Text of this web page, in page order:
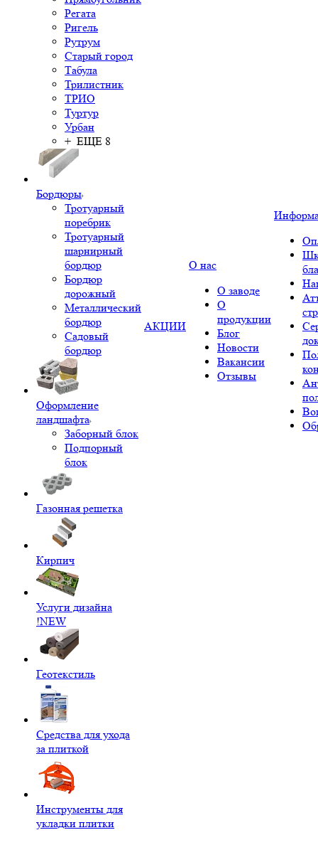
Регата
Ригель
Рутрум
Старый город
Табула
Трилистник
ТРИО
Туртур
Урбан
+ ЕЩЕ 8
Бордюры
Тротуарный
поребрик
Тротуарный
шарнирный
бордюр
Бордюр
дорожный
Металлический
бордюр
Садовый
бордюр
Оформление
ландшафта
Заборный блок
Подпорный
блок
Газонная решетка
Кирпич
Услуги дизайна
!NEW
Геотекстиль
Средства для ухода
за плиткой
Инструменты для
укладки плитки
АКЦИИ
О нас
О заводе
О
продукции
Блог
Новости
Вакансии
Отзывы